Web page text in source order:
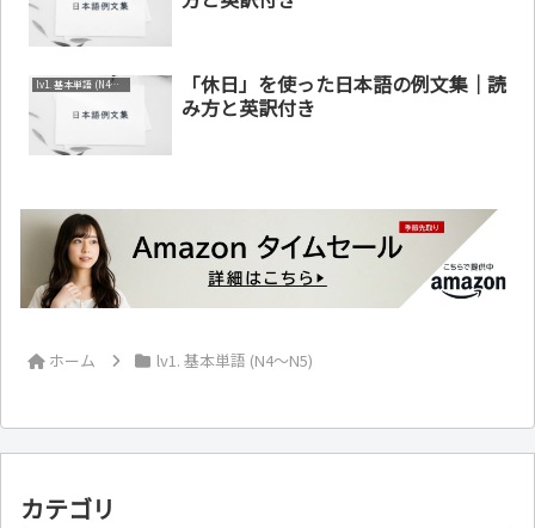
lv1. 基本単語 (N4～N5)
「休日」を使った日本語の例文集｜読
み方と英訳付き
ホーム lv1. 基本単語 (N4～N5)
カテゴリ